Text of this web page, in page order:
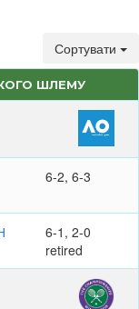
Сортувати
ШЛЕМУ
6-2, 6-3
6-1, 2-0
retired